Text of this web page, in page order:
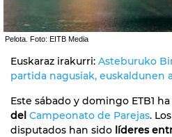
Pelota. Foto: EITB Media
Euskaraz irakurri: Asteburuko
partida nagusiak, euskaldunen
Este sábado y domingo ETB1
del Campeonato de Parejas.
disputados han sido líderes